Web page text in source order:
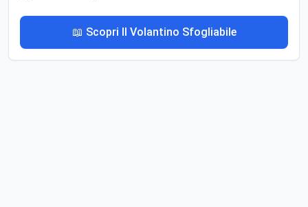
📖 Scopri Il Volantino Sfogliabile